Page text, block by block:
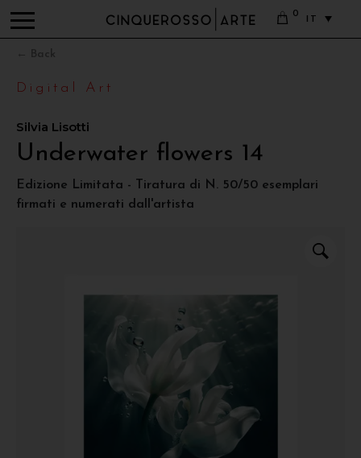
0
IT
Digital Art
Silvia Lisotti
Underwater flowers 14
Edizione Limitata - Tiratura di N. 50/50 esemplari
firmati e numerati dall'artista